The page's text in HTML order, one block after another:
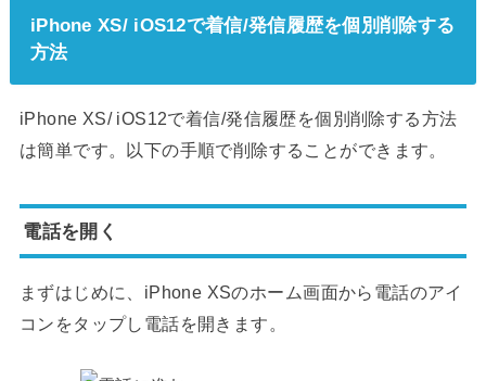
iPhone XS/ iOS12で着信/発信履歴を個別削除する
方法
iPhone XS/ iOS12で着信/発信履歴を個別削除する方法
は簡単です。以下の手順で削除することができます。
電話を開く
まずはじめに、iPhone XSのホーム画面から電話のアイ
コンをタップし電話を開きます。